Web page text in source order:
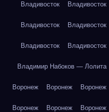
Владивосток Владивосток
Владивосток Владивосток
Владивосток Владивосток
Владимир Набоков — Лолита
Воронеж Воронеж Воронеж
Воронеж Воронеж Воронеж